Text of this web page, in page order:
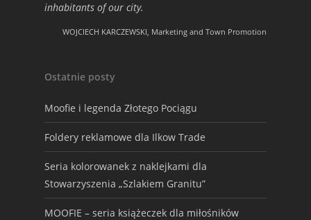
inhabitants of our city.
WOJCIECH KARCZEWSKI, Marketing and Town Promotion
Ostatnie posty
Moofie i legenda Złotego Pociągu
Foldery reklamowe dla Ilkow Trade
Seria kolorowanek z naklejkami dla
Stowarzyszenia „Szlakiem Granitu”
MOOFIE – seria książeczek dla miłośników